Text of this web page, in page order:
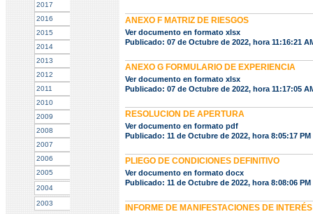
2017
2016
2015
2014
2013
2012
2011
2010
2009
2008
2007
2006
2005
2004
2003
ANEXO F MATRIZ DE RIESGOS
Ver documento en formato xlsx
Publicado: 07 de Octubre de 2022, hora 11:16:21
ANEXO G FORMULARIO DE EXPERIENCIA
Ver documento en formato xlsx
Publicado: 07 de Octubre de 2022, hora 11:17:05
RESOLUCION DE APERTURA
Ver documento en formato pdf
Publicado: 11 de Octubre de 2022, hora 8:05:17 PM
PLIEGO DE CONDICIONES DEFINITIVO
Ver documento en formato docx
Publicado: 11 de Octubre de 2022, hora 8:08:06 PM
INFORME DE MANIFESTACIONES DE INTERÉS